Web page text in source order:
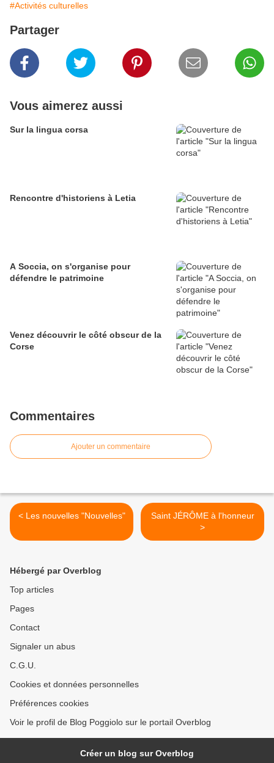
#Activités culturelles
Partager
Vous aimerez aussi
Sur la lingua corsa
Rencontre d'historiens à Letia
A Soccia, on s'organise pour
défendre le patrimoine
Venez découvrir le côté obscur de la
Corse
Commentaires
Ajouter un commentaire
< Les nouvelles "Nouvelles"
Saint JÉRÔME à l'honneur
>
Hébergé par Overblog
Top articles
Pages
Contact
Signaler un abus
C.G.U.
Cookies et données personnelles
Préférences cookies
Voir le profil de Blog Poggiolo sur le portail Overblog
Créer un blog sur Overblog